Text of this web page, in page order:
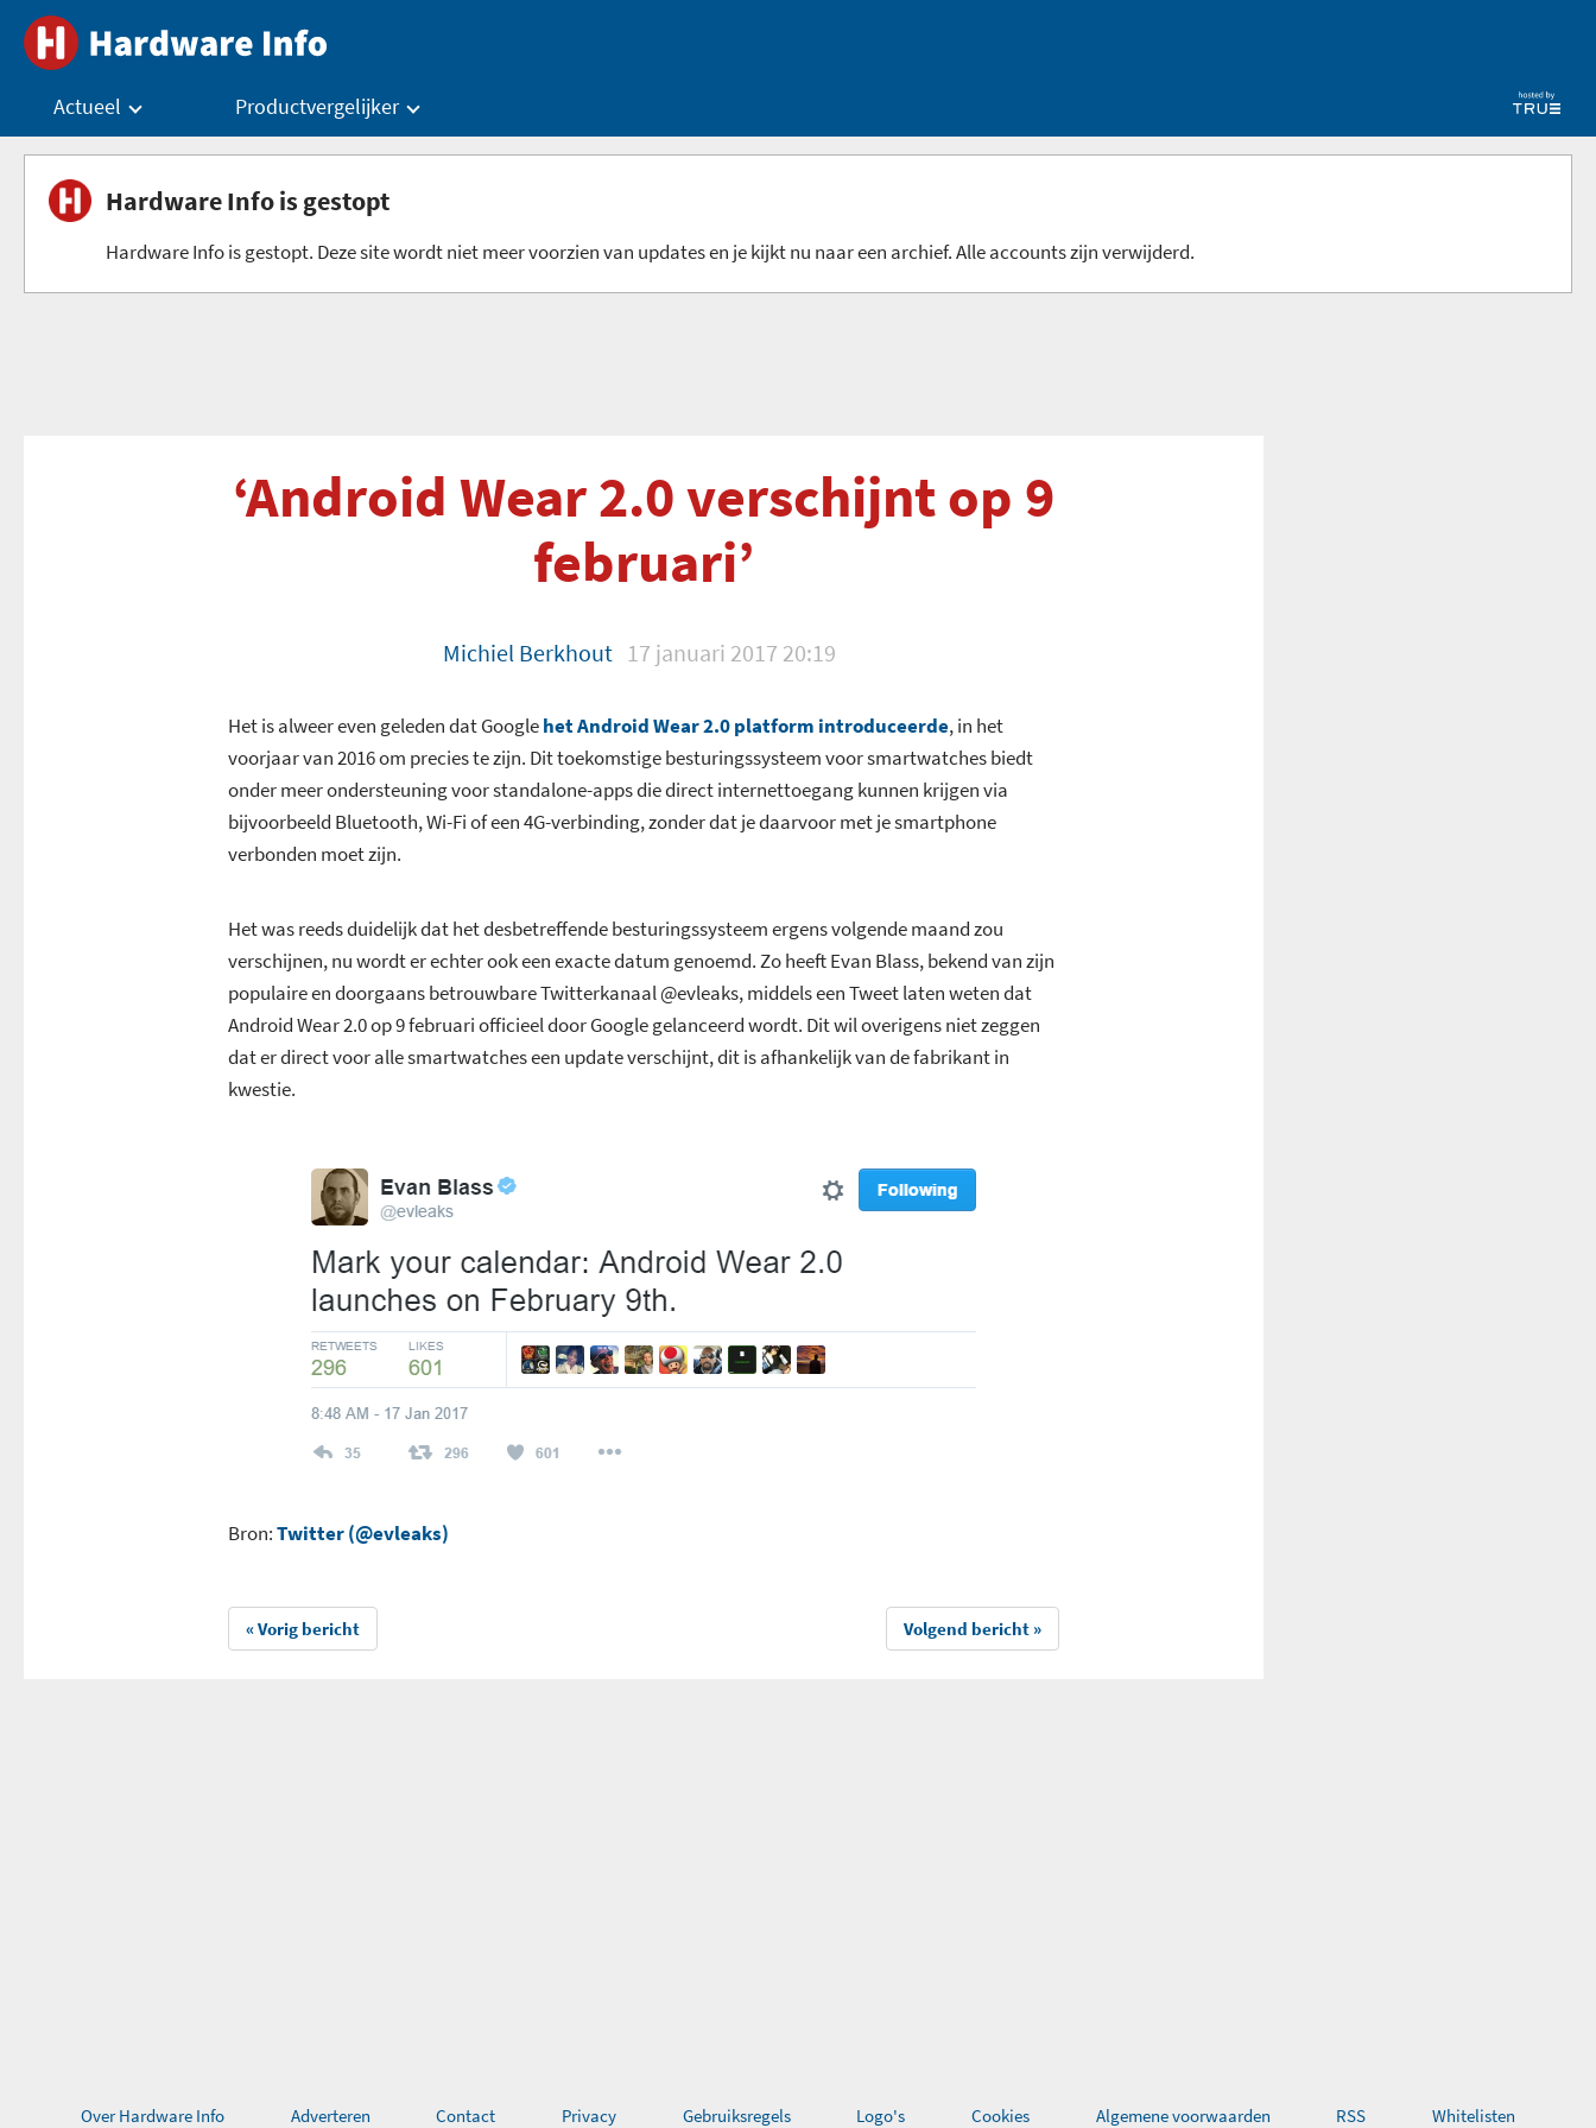
Actueel Productvergelijker
Hardware Info is gestopt
Hardware Info is gestopt. Deze site wordt niet meer voorzien van updates en je kijkt nu naar een archief. Alle accounts zijn verwijderd.
‘Android Wear 2.0 verschijnt op 9
februari’
Michiel Berkhout 17 januari 2017 20:19
Het is alweer even geleden dat Googlehet Android Wear 2.0 platform introduceerde, in het
voorjaar van 2016 om precies te zijn. Dit toekomstige besturingssysteem voor smartwatches biedt
onder meer ondersteuning voor standalone-apps die direct internettoegang kunnen krijgen via
bijvoorbeeld Bluetooth, Wi-Fi of een 4G-verbinding, zonder dat je daarvoor met je smartphone
verbonden moet zijn.
Het was reeds duidelijk dat het desbetreffende besturingssysteem ergens volgende maand zou
verschijnen, nu wordt er echter ook een exacte datum genoemd. Zo heeft Evan Blass, bekend van zijn
populaire en doorgaans betrouwbare Twitterkanaal @evleaks, middels een Tweet laten weten dat
Android Wear 2.0 op 9 februari officieel door Google gelanceerd wordt. Dit wil overigens niet zeggen
dat er direct voor alle smartwatches een update verschijnt, dit is afhankelijk van de fabrikant in
kwestie.
Bron:Twitter (@evleaks)
« Vorig bericht Volgend bericht »
Over Hardware Info Adverteren Contact Privacy Gebruiksregels Logo's Cookies Algemene voorwaarden RSS Whitelisten